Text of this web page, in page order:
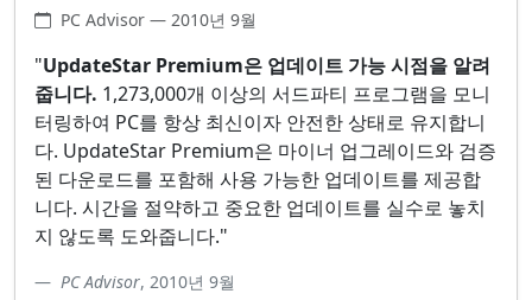
PC Advisor — 2010년 9월
"UpdateStar Premium은 업데이트 가능 시점을 알려
줍니다. 1,273,000개 이상의 서드파티 프로그램을 모니
터링하여 PC를 항상 최신이자 안전한 상태로 유지합니
다. UpdateStar Premium은 마이너 업그레이드와 검증
된 다운로드를 포함해 사용 가능한 업데이트를 제공합
니다. 시간을 절약하고 중요한 업데이트를 실수로 놓치
지 않도록 도와줍니다."
PC Advisor, 2010년 9월